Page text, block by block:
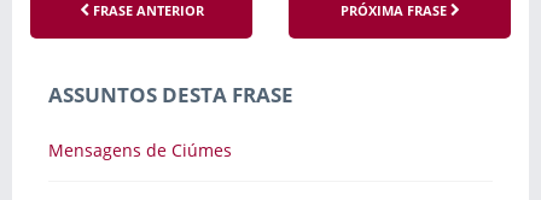
FRASE ANTERIOR PRÓXIMA FRASE
ASSUNTOS DESTA FRASE
Mensagens de Ciúmes